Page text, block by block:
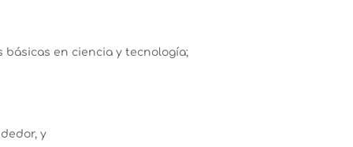
en ciencia y tecnología;
y